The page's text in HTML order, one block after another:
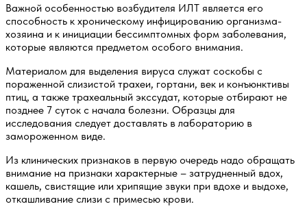
Важной особенностью возбудителя ИЛТ является его
способность к хроническому инфицированию организма-
хозяина и к инициации бессимптомных форм заболевания,
которые являются предметом особого внимания.
Материалом для выделения вируса служат соскобы с
пораженной слизистой трахеи, гортани, век и конъюнктивы
птиц, а также трахеальный экссудат, которые отбирают не
позднее 7 суток с начала болезни. Образцы для
исследования следует доставлять в лабораторию в
замороженном виде.
Из клинических признаков в первую очередь надо обращать
внимание на признаки характерные – затрудненный вдох,
кашель, свистящие или хрипящие звуки при вдохе и выдохе,
откашливание слизи с примесью крови.